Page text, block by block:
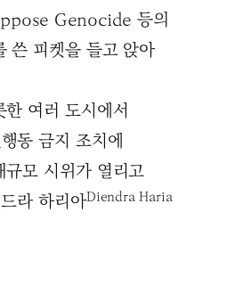
한 여러 도시에서
동 금지 조치에
규모 시위가 열리고
라 하리아Diendra Haria